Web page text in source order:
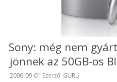
Sony: még nem
jönnek az 50GB-os
Beküldve:
2006-09-01 Szerző: GURU